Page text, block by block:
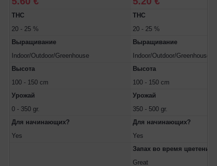
THC
20 - 25 %
THC
20 - 25 %
Выращивание
Indoor/Outdoor/Greenhouse
Выращивание
Indoor/Outdoor/Greenhouse
Высота
100 - 150 cm
Высота
100 - 150 cm
Урожай
0 - 350 gr.
Урожай
350 - 500 gr.
Для начинающих?
Yes
Для начинающих?
Yes
Запах во время цветения
Great